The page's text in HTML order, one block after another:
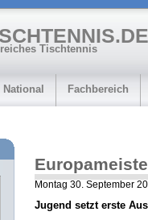
Tischtennis
National Fachbereich
Montag 30. September
Jugend setzt erste